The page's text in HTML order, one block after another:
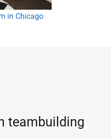
in Chicago
teambuilding